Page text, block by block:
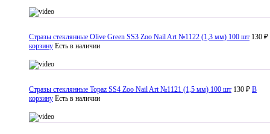
Стразы стеклянные Olive Green SS3 Zoo Nail Art №1122 (1,3 мм) 100 шт 130 ₽
корзину Есть в наличии
Стразы стеклянные Topaz SS4 Zoo Nail Art №1121 (1,5 мм) 100 шт 130 ₽ В
корзину Есть в наличии